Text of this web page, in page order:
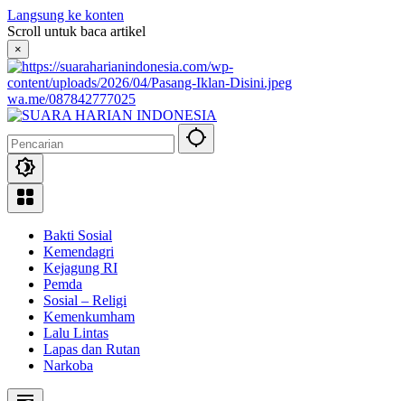
Langsung ke konten
Scroll untuk baca artikel
×
wa.me/087842777025
Bakti Sosial
Kemendagri
Kejagung RI
Pemda
Sosial – Religi
Kemenkumham
Lalu Lintas
Lapas dan Rutan
Narkoba